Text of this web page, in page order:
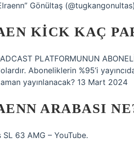
Gönültaş
KICK KAÇ
PLATFORMUNUN
Aboneliklerin %95’i
yayınlanacak? 13 Mart 2024
ARABASI
SL 63 AMG – YouTube.